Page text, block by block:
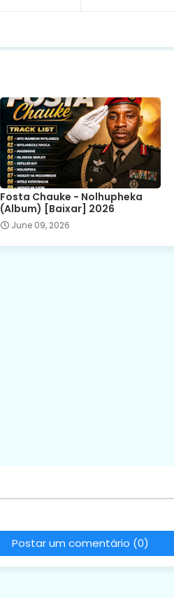
Fosta Chauke - Nolhupheka
(Album) [Baixar] 2026
June 09, 2026
Postar um comentário (0)